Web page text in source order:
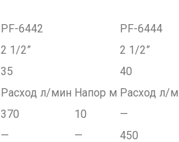
PF-6442
PF-6444
2 1/2”
2 1/2”
35
40
Расход л/мин Напор м Расход л/
370 10
—
— —
450